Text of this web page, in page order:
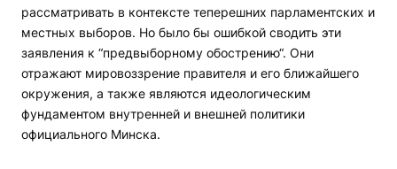
рассматривать в контексте теперешних парламентских и
местных выборов. Но было бы ошибкой сводить эти
заявления к “предвыборному обострению“. Они
отражают мировоззрение правителя и его ближайшего
окружения, а также являются идеологическим
фундаментом внутренней и внешней политики
официального Минска.